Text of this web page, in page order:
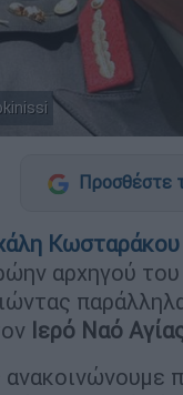
Προσθέστε
Κωσταράκου
αρχηγού του
Ιερό Ναό